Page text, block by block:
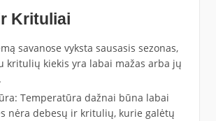
Krituliai
savanose vyksta sausasis sezonas,
kritulių kiekis yra labai mažas arba jų
Temperatūra dažnai būna labai
nėra debesų ir kritulių, kurie galėtų